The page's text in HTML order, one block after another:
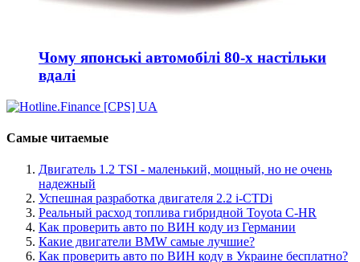
Чому японські автомобілі 80-х настільки
вдалі
Самые читаемые
Двигатель 1.2 TSI - маленький, мощный, но не очень
надежный
Успешная разработка двигателя 2.2 i-CTDi
Реальный расход топлива гибридной Toyota C-HR
Как проверить авто по ВИН коду из Германии
Какие двигатели BMW самые лучшие?
Как проверить авто по ВИН коду в Украине бесплатно?